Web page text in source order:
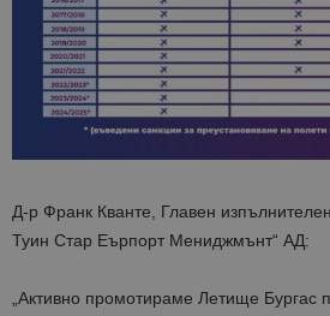
Д-р Франк Кванте, Главен
Туин Стар Еърпорт Мениджмънт“ АД:
„Активно промотираме Летище Бургас